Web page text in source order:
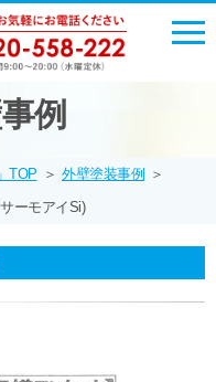
例
TOP ＞ 外壁塗装事例
＞
ーモアイSi)